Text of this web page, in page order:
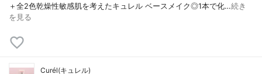
＋ 全2色 乾燥性敏感肌を考えた キュレル ベースメイク ◎1本で 化…続き
を見る
Curél(キュレル)